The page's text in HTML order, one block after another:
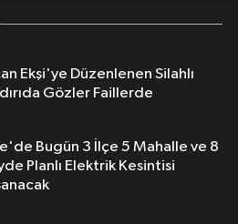
Düzenlenen Silahlı
Gözler Faillerde
Bugün 3 İlçe 5 Mahalle ve 8
Planlı Elektrik Kesintisi